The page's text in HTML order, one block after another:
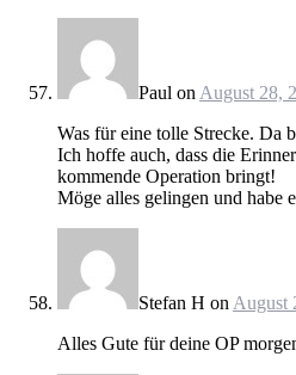
Paul on August 28,
Was für eine tolle Strecke. Da
Ich hoffe auch, dass die
kommende Operation bringt!
Möge alles gelingen und habe
Stefan H on August
Alles Gute für deine OP